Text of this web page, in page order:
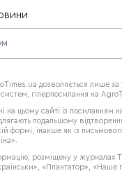
дозволяється лише
гіперпосилання на
на цьому сайті із посиланням
подальшому
формі, інакше як із
розміщену у журналах
«Плантатор», «Наше